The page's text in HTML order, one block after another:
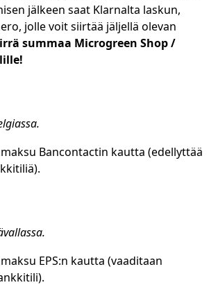
jälkeen saat Klarnalta laskun,
jolle voit siirtää jäljellä olevan
summaa Microgreen Shop /
Bancontactin kautta (edellyttää
EPS:n kautta (vaaditaan